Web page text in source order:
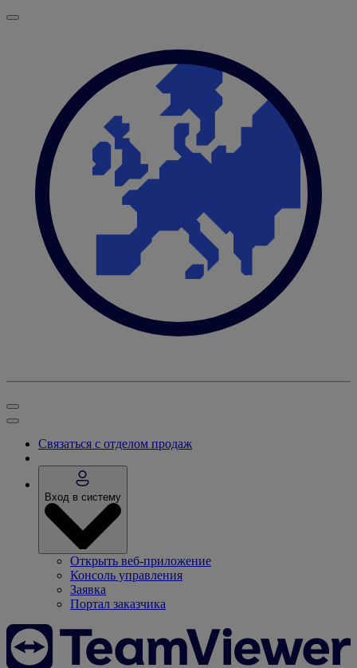
Связаться с отделом продаж
Вход в систему
Открыть веб-приложение
Консоль управления
Заявка
Портал заказчика